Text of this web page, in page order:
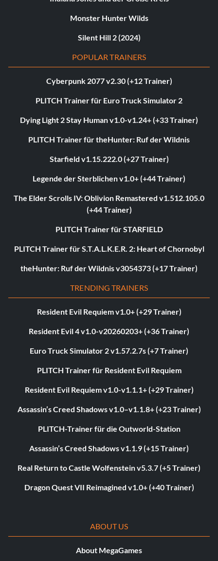
Monster Hunter Wilds
Silent Hill 2 (2024)
POPULAR TRAINERS
Cyberpunk 2077 v2.30 (+12 Trainer)
PLITCH Trainer für Euro Truck Simulator 2
Dying Light 2 Stay Human v1.0-v1.24+ (+33 Trainer)
PLITCH Trainer für theHunter: Ruf der Wildnis
Starfield v1.15.222.0 (+27 Trainer)
Legende der Sterblichen v1.0+ (+44 Trainer)
The Elder Scrolls IV: Oblivion Remastered v1.512.105.0
(+44 Trainer)
PLITCH Trainer für STARFIELD
PLITCH Trainer für S.T.A.L.K.E.R. 2: Heart of Chornobyl
theHunter: Ruf der Wildnis v3054373 (+17 Trainer)
TRENDING TRAINERS
Resident Evil Requiem v1.0+ (+29 Trainer)
Resident Evil 4 v1.0-v20260203+ (+36 Trainer)
Euro Truck Simulator 2 v1.57.2.7s (+7 Trainer)
PLITCH Trainer für Resident Evil Requiem
Resident Evil Requiem v1.0-v1.1.1+ (+29 Trainer)
Assassin’s Creed Shadows v1.0–v1.1.8+ (+23 Trainer)
PLITCH-Trainer für die Outworld-Station
Assassin’s Creed Shadows v1.1.9 (+15 Trainer)
Real Return to Castle Wolfenstein v5.3.7 (+5 Trainer)
Dragon Quest VII Reimagined v1.0+ (+40 Trainer)
ABOUT US
About MegaGames